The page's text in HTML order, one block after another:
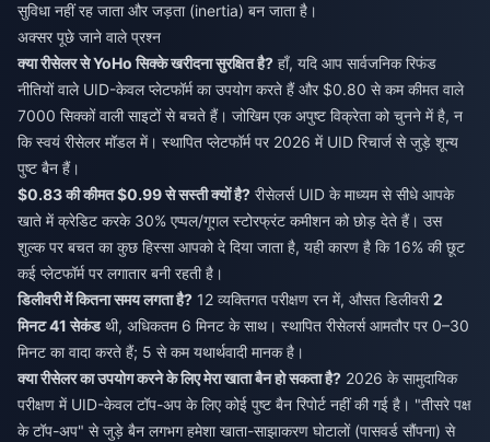
सुविधा नहीं रह जाता और जड़ता (inertia) बन जाता है।
अक्सर पूछे जाने वाले प्रश्न
क्या रीसेलर से YoHo सिक्के खरीदना सुरक्षित है? हाँ, यदि आप सार्वजनिक रिफंड
नीतियों वाले UID-केवल प्लेटफॉर्म का उपयोग करते हैं और $0.80 से कम कीमत वाले
7000 सिक्कों वाली साइटों से बचते हैं। जोखिम एक अपुष्ट विक्रेता को चुनने में है, न
कि स्वयं रीसेलर मॉडल में। स्थापित प्लेटफॉर्म पर 2026 में UID रिचार्ज से जुड़े शून्य
पुष्ट बैन हैं।
$0.83 की कीमत $0.99 से सस्ती क्यों है? रीसेलर्स UID के माध्यम से सीधे आपके
खाते में क्रेडिट करके 30% एप्पल/गूगल स्टोरफ्रंट कमीशन को छोड़ देते हैं। उस
शुल्क पर बचत का कुछ हिस्सा आपको दे दिया जाता है, यही कारण है कि 16% की छूट
कई प्लेटफॉर्म पर लगातार बनी रहती है।
डिलीवरी में कितना समय लगता है? 12 व्यक्तिगत परीक्षण रन में, औसत डिलीवरी2
मिनट 41 सेकंडथी, अधिकतम 6 मिनट के साथ। स्थापित रीसेलर्स आमतौर पर 0–30
मिनट का वादा करते हैं; 5 से कम यथार्थवादी मानक है।
क्या रीसेलर का उपयोग करने के लिए मेरा खाता बैन हो सकता है? 2026 के सामुदायिक
परीक्षण में UID-केवल टॉप-अप के लिए कोई पुष्ट बैन रिपोर्ट नहीं की गई है। "तीसरे पक्ष
के टॉप-अप" से जुड़े बैन लगभग हमेशा खाता-साझाकरण घोटालों (पासवर्ड सौंपना) से